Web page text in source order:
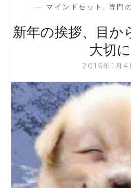
— マインドセット , 専門
新年の挨拶、目か
大切に
2016年1月4